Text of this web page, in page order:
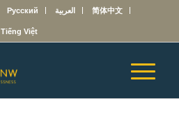
Русский العربية 简体中文
Tiếng Việt